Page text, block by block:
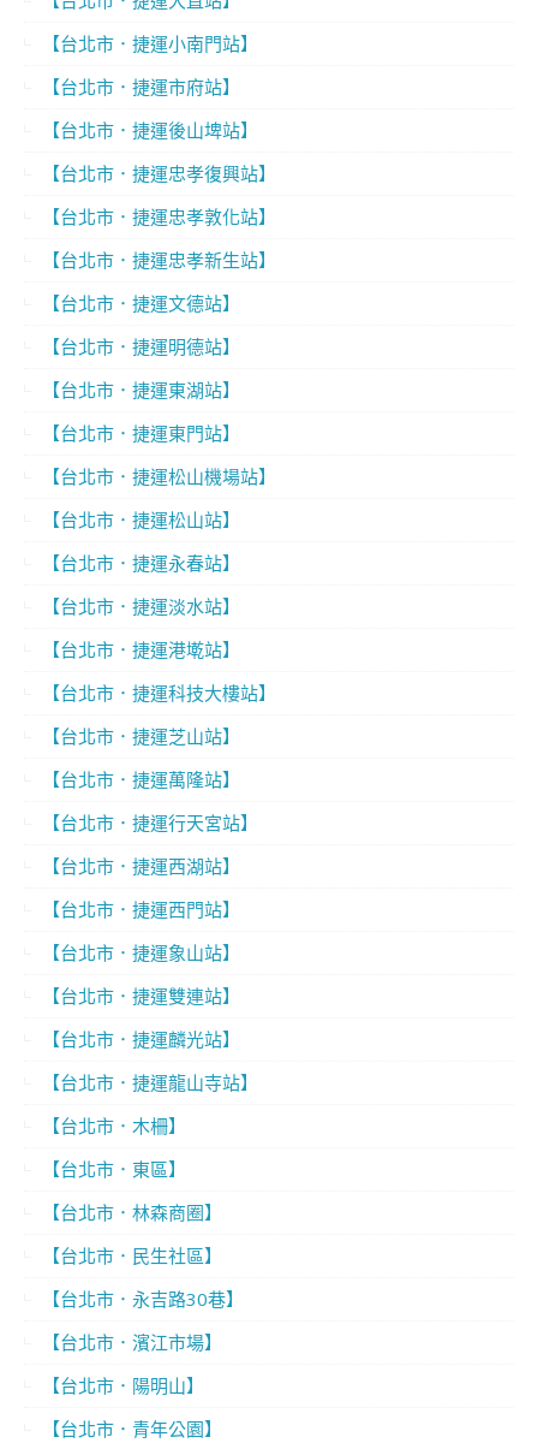
【台北市．捷運小南門站】
【台北市．捷運市府站】
【台北市．捷運後山埤站】
【台北市．捷運忠孝復興站】
【台北市．捷運忠孝敦化站】
【台北市．捷運忠孝新生站】
【台北市．捷運文德站】
【台北市．捷運明德站】
【台北市．捷運東湖站】
【台北市．捷運東門站】
【台北市．捷運松山機場站】
【台北市．捷運松山站】
【台北市．捷運永春站】
【台北市．捷運淡水站】
【台北市．捷運港墘站】
【台北市．捷運科技大樓站】
【台北市．捷運芝山站】
【台北市．捷運萬隆站】
【台北市．捷運行天宮站】
【台北市．捷運西湖站】
【台北市．捷運西門站】
【台北市．捷運象山站】
【台北市．捷運雙連站】
【台北市．捷運麟光站】
【台北市．捷運龍山寺站】
【台北市．木柵】
【台北市．東區】
【台北市．林森商圈】
【台北市．民生社區】
【台北市．永吉路30巷】
【台北市．濱江市場】
【台北市．陽明山】
【台北市．青年公園】